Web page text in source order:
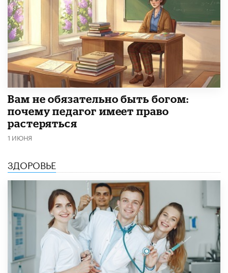
​Вам не обязательно быть богом:
почему педагог имеет право
растеряться
1 ИЮНЯ
ЗДОРОВЬЕ